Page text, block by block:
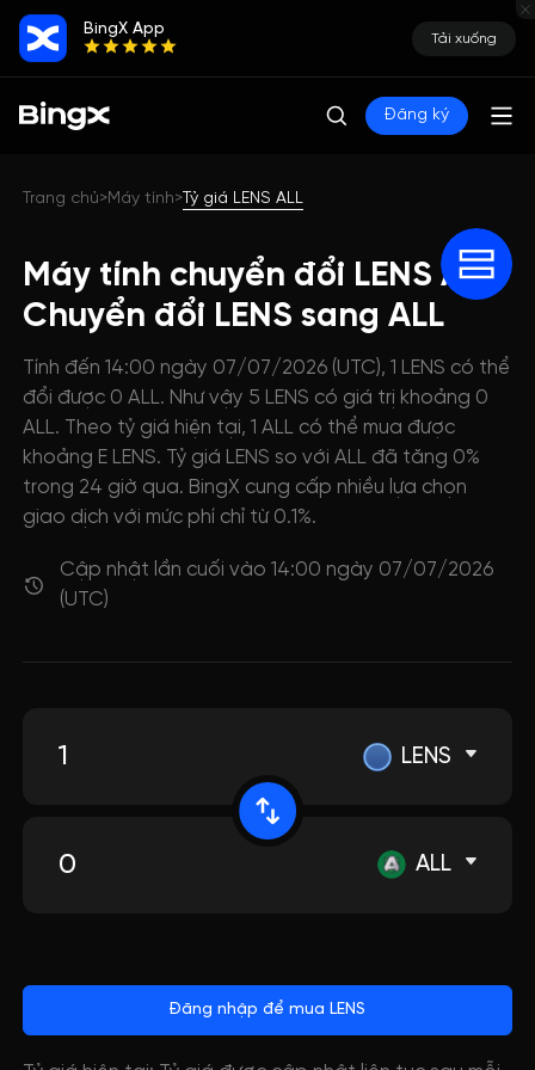
BingX App
Tải xuống
Đăng ký
Trang chủ>Máy tính>Tỷ giá LENS ALL
Máy tính chuyển đổi LENS ALL:
Chuyển đổi LENS sang ALL
Tính đến 14:00 ngày 07/07/2026 (UTC), 1 LENS có thể
đổi được 0 ALL. Như vậy 5 LENS có giá trị khoảng 0
ALL. Theo tỷ giá hiện tại, 1 ALL có thể mua được
khoảng E LENS. Tỷ giá LENS so với ALL đã tăng 0%
trong 24 giờ qua. BingX cung cấp nhiều lựa chọn
giao dịch với mức phí chỉ từ 0.1%.
Cập nhật lần cuối vào 14:00 ngày 07/07/2026
(UTC)
LENS
ALL
Đăng nhập để mua LENS